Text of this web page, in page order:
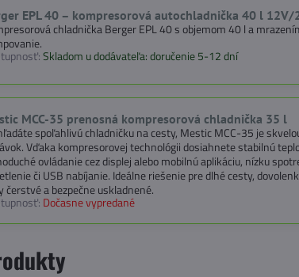
EPL 40 – kompresorová autochladnička 40 l
chladnička Berger EPL 40 s objemom 40 l a
Skladom u dodávateľa: doručenie 5-12 dní
MCC-35 prenosná kompresorová chladnička 35 l
spoľahlivú chladničku na cesty, Mestic MCC-35 je
Vďaka kompresorovej technológii dosiahnete stabilnú
ovládanie cez displej alebo mobilnú aplikáciu, nízku
či USB nabíjanie. Ideálne riešenie pre dlhé cesty,
čerstvé a bezpečne uskladnené.
Dočasne vypredané